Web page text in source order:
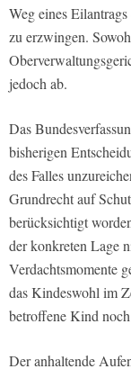
Weg eines
zu erzwingen.
jedoch ab.
Das
bisherigen
des Falles
Grundrecht auf
berücksichtigt
der konkreten Lage
Verdachtsmomente
das Kindeswohl im
betroffene Kind
Der anhaltende